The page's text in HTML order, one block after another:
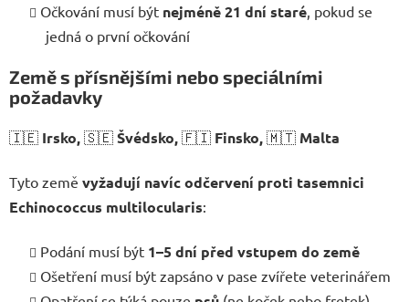
Očkování musí být nejméně 21 dní staré , pokud se
jedná o první očkování
Země s přísnějšími nebo speciálními
požadavky
🇮🇪 Irsko, 🇸🇪 Švédsko, 🇫🇮 Finsko, 🇲🇹 Malta
Tyto země vyžadují navíc odčervení proti tasemnici
Echinococcus multilocularis:
Podání musí být 1–5 dní před vstupem do země
Ošetření musí být zapsáno v pase zvířete veterinářem